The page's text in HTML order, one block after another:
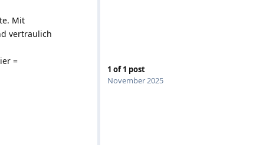
1 of1 post
November 2025
Mit
vertraulich
=